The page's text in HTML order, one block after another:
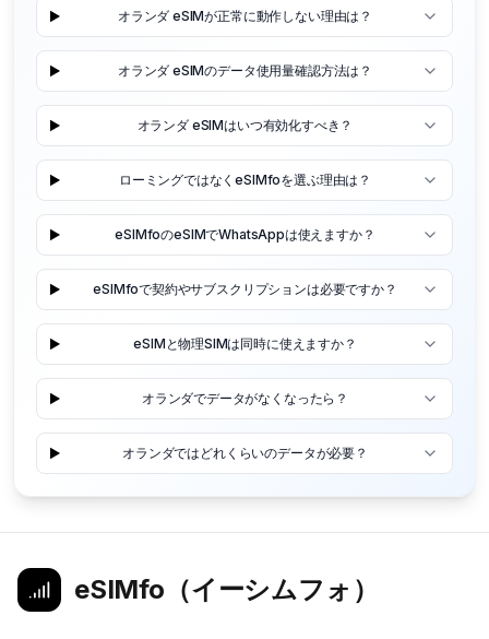
オランダ eSIMが正常に動作しない理由は？
オランダ eSIMのデータ使用量確認方法は？
オランダ eSIMはいつ有効化すべき？
ローミングではなくeSIMfoを選ぶ理由は？
eSIMfoのeSIMでWhatsAppは使えますか？
eSIMfoで契約やサブスクリプションは必要ですか？
eSIMと物理SIMは同時に使えますか？
オランダでデータがなくなったら？
オランダではどれくらいのデータが必要？
eSIMfo（イーシムフォ）